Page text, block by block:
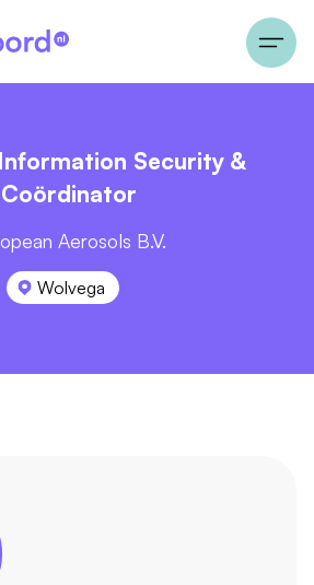
Security &
Coördinator
Aerosols B.V.
Wolvega